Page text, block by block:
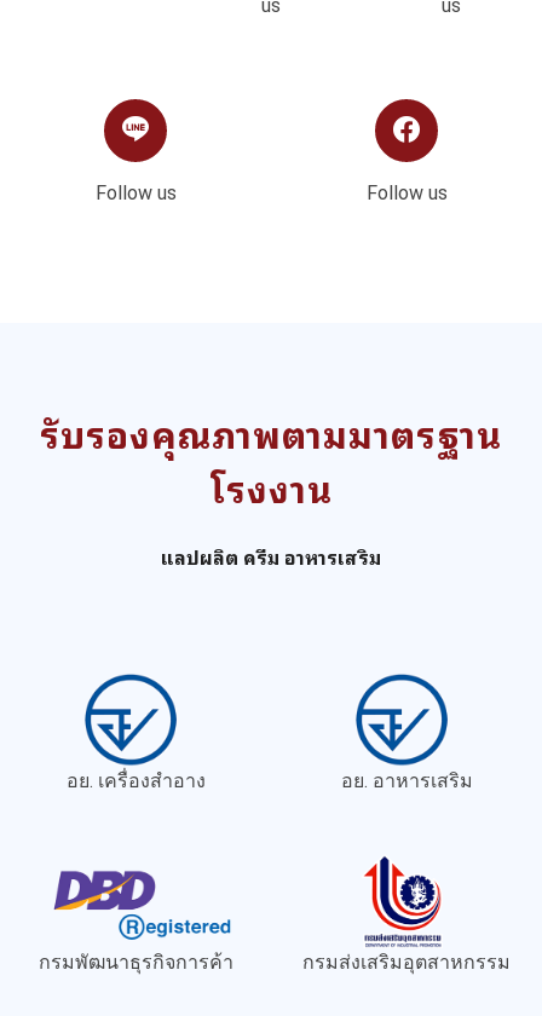
us us
Follow us Follow us
รับรองคุณภาพตามมาตรฐาน
โรงงาน
แลปผลิต ครีม อาหารเสริม
อย. เครื่องสำอาง อย. อาหารเสริม
กรมพัฒนาธุรกิจการค้า กรมส่งเสริมอุตสาหกรรม